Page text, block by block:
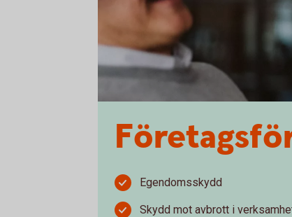
Egendomsskydd
Skydd mot avbrott i